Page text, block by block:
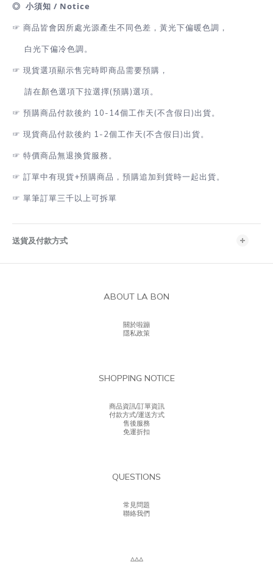
◎ 小須知 / Notice
☞ 商品皆會因所處光源產生不同色差，黃光下偏暖色調，
白光下偏冷色調。
☞ 現貨選項顯示售完時即商品需要預購，
請在顏色選項下拉選擇(預購)選項。
☞ 預購商品付款後約 10-14個工作天(不含假日)出貨。
☞ 現貨商品付款後約 1-2個工作天(不含假日)出貨。
☞ 特價商品無退換貨服務。
☞ 訂單中有現貨+預購商品，預購追加到貨時一起出貨。
☞ 單筆訂單三千以上可拆單
送貨及付款方式
ABOUT LA BON
關於啦蹦
隱私政策
SHOPPING NOTICE
商品資訊/訂單資訊
付款方式/運送方式
售後服務
免運折扣
QUESTIONS
常見問題
聯絡我們
▵▵▵